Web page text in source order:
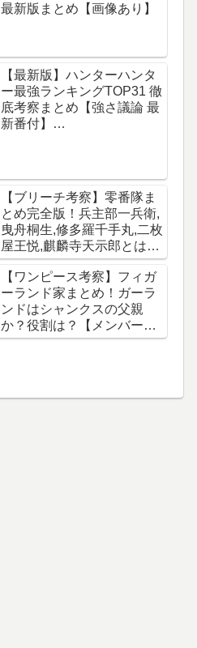
最新版まとめ【画像あり】
【最新版】ハンターハンタ
ー最強ランキングTOP31 徹
底考察まとめ【強さ議論 最
新番付】
【ブリーチ考察】零番隊ま
とめ完全版！兵主部一兵衛,
曳舟桐生,修多羅千手丸,二枚
屋王悦,麒麟寺天示郎とは？
王鍵とは？異名は？声優CV
は？必殺技は？【霊王宮】
【泉湯鬼・穀王・刀神・大
織守・まなこ和尚】
【ワンピース考察】フィガ
ーランド家まとめ！ガーラ
ンドはシャンクスの父親
か？役割は？【メンバー一
覧】